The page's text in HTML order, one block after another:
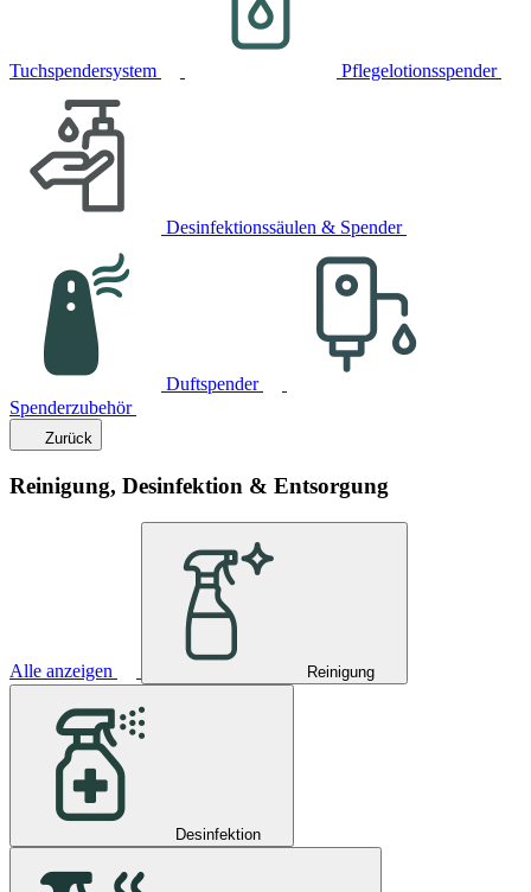
Tuchspendersystem Pflegelotionsspender
Desinfektionssäulen & Spender
Duftspender
Spenderzubehör
Zurück
Reinigung, Desinfektion & Entsorgung
Alle anzeigen Reinigung
Desinfektion